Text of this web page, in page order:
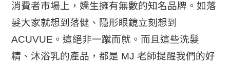
消費者市場上，嬌生擁有無數的知名品牌。如落
髮大家就想到落健、隱形眼鏡立刻想到
ACUVUE。這絕非一蹴而就。而且這些洗髮
精、沐浴乳的產品，都是 MJ 老師提醒我們的好